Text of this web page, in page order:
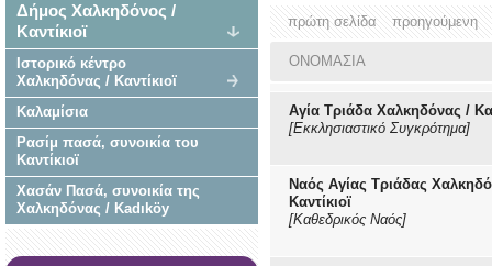
Δήμος Χαλκηδόνος /
Καντίκιοϊ
Ιστορικό κέντρο
Χαλκηδόνας / Καντίκιοϊ
Καλαμίσια
Ρασίμ πασά, συνοικία του
Καντίκιοϊ
Χασάν Πασά, συνοικία της
Χαλκηδόνας / Kadıköy
πρώτη σελίδα προηγούμενη
ΟΝΟΜΑΣΙΑ
Αγία Τριάδα Χαλκηδόνας /
[Εκκλησιαστικό Συγκρότημα]
Ναός Αγίας Τριάδας
Καντίκιοϊ
[Καθεδρικός Ναός]